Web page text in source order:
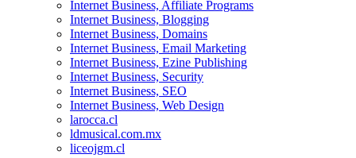
Internet Business, Affiliate Programs
Internet Business, Blogging
Internet Business, Domains
Internet Business, Email Marketing
Internet Business, Ezine Publishing
Internet Business, Security
Internet Business, SEO
Internet Business, Web Design
larocca.cl
ldmusical.com.mx
liceojgm.cl